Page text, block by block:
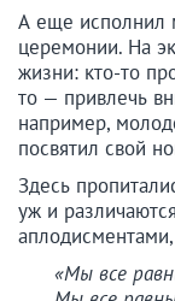
А еще исполнил
церемонии. На
жизни: кто-то
то — привлечь
например,
посвятил свой
Здесь
уж и
«Мы все